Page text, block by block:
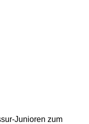
Junioren zum